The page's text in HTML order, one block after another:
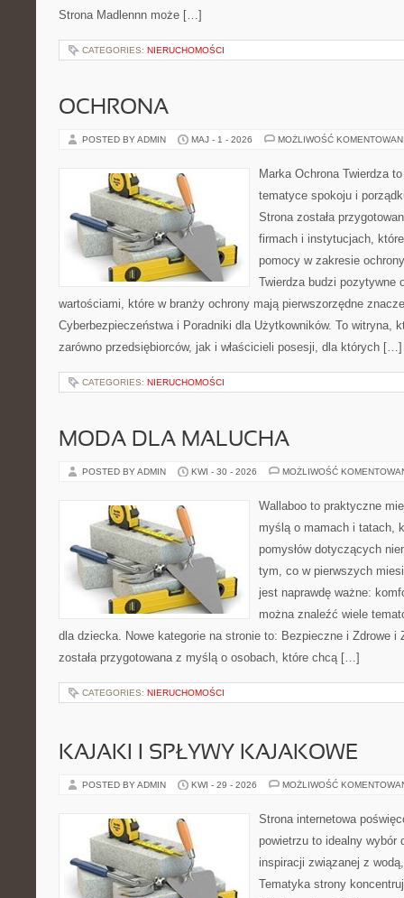
Strona Madlennn może […]
CATEGORIES: NIERUCHOMOŚCI
OCHRONA
POSTED BY ADMIN MAJ - 1 - 2026 MOŻLIWOŚĆ
Marka Ochrona Twierdza
tematyce spokoju i
Strona została
firmach i instytucjach,
pomocy w zakresie
Twierdza budzi pozytywne
wartościami, które w branży ochrony mają pierwszorzędne
Cyberbezpieczeństwa i Poradniki dla Użytkowników. To witryna,
zarówno przedsiębiorców, jak i właścicieli posesji, dla których […]
CATEGORIES: NIERUCHOMOŚCI
MODA DLA MALUCHA
POSTED BY ADMIN KWI - 30 - 2026 MOŻLIWOŚĆ
Wallaboo to praktyczne
myślą o mamach i tatach,
pomysłów dotyczących
tym, co w pierwszych
jest naprawdę ważne:
można znaleźć wiele
dla dziecka. Nowe kategorie na stronie to: Bezpieczne i Zdrowe i
została przygotowana z myślą o osobach, które chcą […]
CATEGORIES: NIERUCHOMOŚCI
KAJAKI I SPŁYWY KAJAKOWE
POSTED BY ADMIN KWI - 29 - 2026 MOŻLIWOŚĆ
Strona internetowa
powietrzu to idealny wybór
inspiracji związanej z
Tematyka strony